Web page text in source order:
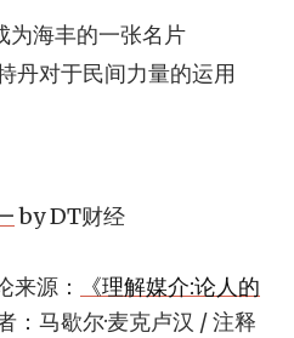
为海丰的一张名片
丹对于民间力量的运用
by DT财经
来源：
《理解媒介:论人的
：马歇尔·麦克卢汉 / 注释